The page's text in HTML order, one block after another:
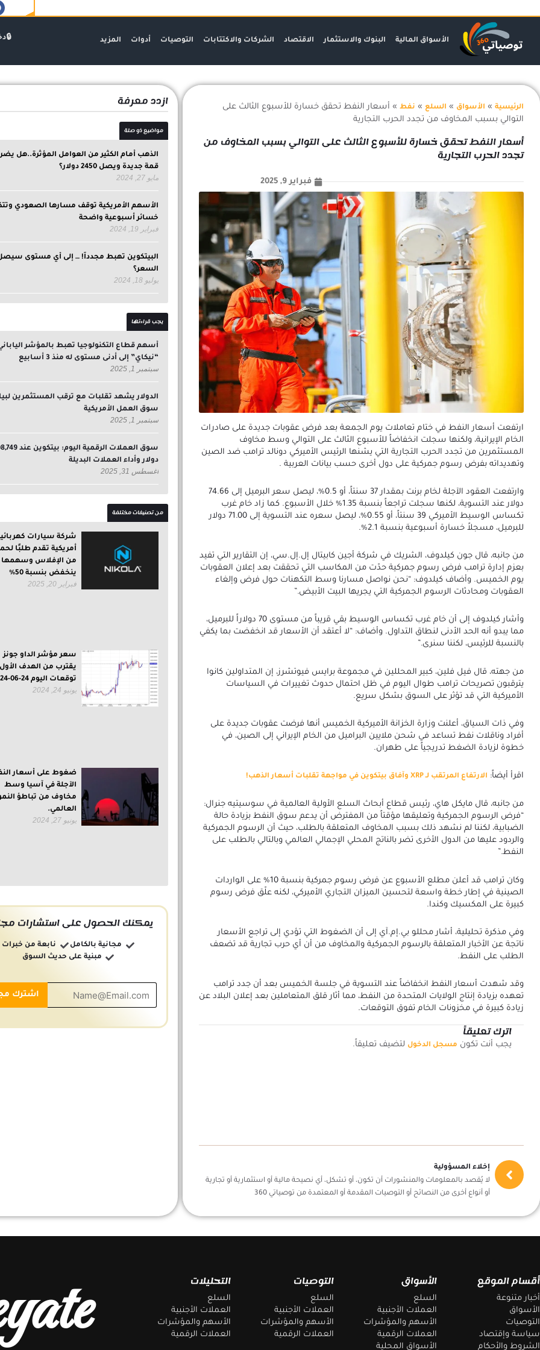
إلى
الأسواق المالية
البنوك والاستثمار الاقتصاد الشركات والاكتتابات التوصيات أدوات المزيد
الرئيسية » الأسواق » السلع » نفط » أسعار النفط تحقق خسارة للأسبوع الثالث على
التوالي بسبب المخاوف من تجدد الحرب التجارية
أسعار النفط تحقق خسارة للأسبوع الثالث على التوالي بسبب المخاوف من
تجدد الحرب التجارية
فبراير 9, 2025
ارتفعت أسعار النفط في ختام تعاملات يوم الجمعة بعد فرض عقوبات جديدة على صادرات
الخام الإيرانية، ولكنها سجلت انخفاضاً للأسبوع الثالث على التوالي وسط مخاوف
المستثمرين من تجدد الحرب التجارية التي يشنها الرئيس الأميركي دونالد ترامب ضد الصين
وتهديداته بفرض رسوم جمركية على دول أخرى حسب بيانات العربية .
وارتفعت العقود الآجلة لخام برنت بمقدار 37 سنتاً، أو 0.5%، ليصل سعر البرميل إلى 74.66
دولار عند التسوية، لكنها سجلت تراجعاً بنسبة 1.35% خلال الأسبوع. كما زاد خام غرب
تكساس الوسيط الأميركي 39 سنتاً، أو 0.55%، ليصل سعره عند التسوية إلى 71.00 دولار
للبرميل، مسجلاً خسارة أسبوعية بنسبة 2.1%.
من جانبه، قال جون كيلدوف، الشريك في شركة أجين كابيتال إل.إل.سي، إن التقارير التي تفيد
بعزم إدارة ترامب فرض رسوم جمركية حدّت من المكاسب التي تحققت بعد إعلان العقوبات
يوم الخميس. وأضاف كيلدوف: “نحن نواصل مسارنا وسط التكهنات حول فرض وإلغاء
العقوبات ومحادثات الرسوم الجمركية التي يجريها البيت الأبيض.”
وأشار كيلدوف إلى أن خام غرب تكساس الوسيط بقي قريباً من مستوى 70 دولاراً للبرميل،
مما يبدو أنه الحد الأدنى لنطاق التداول. وأضاف: “لا أعتقد أن الأسعار قد انخفضت بما يكفي
بالنسبة للرئيس، لكننا سنرى.”
من جهته، قال فيل فلين، كبير المحللين في مجموعة برايس فيوتشرز، إن المتداولين كانوا
يترقبون تصريحات ترامب طوال اليوم في ظل احتمال حدوث تغييرات في السياسات
الأميركية التي قد تؤثر على السوق بشكل سريع.
وفي ذات السياق، أعلنت وزارة الخزانة الأميركية الخميس أنها فرضت عقوبات جديدة على
أفراد وناقلات نفط تساعد في شحن ملايين البراميل من الخام الإيراني إلى الصين، في
خطوة لزيادة الضغط تدريجياً على طهران.
اقرأ أيضاً: الارتفاع المرتقب لـ XRP وآفاق بيتكوين في مواجهة تقلبات أسعار الذهب!
من جانبه، قال مايكل هاي، رئيس قطاع أبحاث السلع الأولية العالمية في سوسيتيه جنرال:
“فرض الرسوم الجمركية وتعليقها مؤقتاً من المفترض أن يدعم سوق النفط بزيادة حالة
الضبابية، لكننا لم نشهد ذلك بسبب المخاوف المتعلقة بالطلب، حيث أن الرسوم الجمركية
والردود عليها من الدول الأخرى تضر بالناتج المحلي الإجمالي العالمي وبالتالي بالطلب على
النفط.”
وكان ترامب قد أعلن مطلع الأسبوع عن فرض رسوم جمركية بنسبة 10% على الواردات
الصينية في إطار خطة واسعة لتحسين الميزان التجاري الأميركي، لكنه علّق فرض رسوم
كبيرة على المكسيك وكندا.
وفي مذكرة تحليلية، أشار محللو بي.إم.آي إلى أن الضغوط التي تؤدي إلى تراجع الأسعار
ناتجة عن الأخبار المتعلقة بالرسوم الجمركية والمخاوف من أن أي حرب تجارية قد تضعف
الطلب على النفط.
وقد شهدت أسعار النفط انخفاضاً عند التسوية في جلسة الخميس بعد أن جدد ترامب
تعهده بزيادة إنتاج الولايات المتحدة من النفط، مما أثار قلق المتعاملين بعد إعلان البلاد عن
زيادة كبيرة في مخزونات الخام تفوق التوقعات.
اترك تعليقاً
يجب أنت تكون مسجل الدخول لتضيف تعليقاً.
إخلاء المسؤولية
لا يُقصد بالمعلومات والمنشورات أن تكون، أو تشكل، أي نصيحة مالية أو استثمارية أو تجارية
أو أنواع أخرى من النصائح أو التوصيات المقدمة أو المعتمدة من توصياتي 360
ازدد معرفة
مواضيع ذو صلة
الذهب أمام الكثير من العوامل المؤثرة..هل
قمة جديدة ويصل 2450 دولار؟
مايو 27, 2024
الأسهم الأمريكية توقف مسارها الصعودي
خسائر أسبوعية واضحة
فبراير 19, 2024
البيتكوين تهبط مجدداً! … إلى أي مستوى
السعر؟
يوليو 18, 2024
يجب قراءتها
أسهم قطاع التكنولوجيا تهبط بالمؤشر
“نيكاي” إلى أدنى مستوى له منذ 3 أسابيع
سبتمبر 1, 2025
الدولار يشهد تقلبات مع ترقب المستثمرين
سوق العمل الأمريكية
سبتمبر 1, 2025
سوق العملات الرقمية اليوم:
دولار وأداء العملات البديلة
أغسطس 31, 2025
من تصنيفات مختلفة
شركة سيارات
أمريكية تقدم طلبًا
من الإفلاس وسهمها
ينخفض بنسبة 50%
فبراير 20, 2025
سعر مؤشر الداو جونز
يقترب من الهدف
توقعات اليوم 24-06-2024
يونيو 24, 2024
ضغوط على أسعار
الآجلة في آسيا وسط
مخاوف من تباطؤ
العالمي.
يونيو 27, 2024
يمكنك الحصول على استشارات
مجانية بالكامل
نابعة من خبرات
مبنية على حديث السوق
أقسام الموقع
أخبار متنوعة
الأسواق
التوصيات
سياسة وإقتصاد
الشروط والأحكام
الأسواق
السلع
العملات الأجنبية
الأسهم والمؤشرات
العملات الرقمية
الأسواق المحلية
التوصيات
السلع
العملات الأجنبية
الأسهم والمؤشرات
العملات الرقمية
التحليلات
السلع
العملات الأجنبية
الأسهم والمؤشرات
العملات الرقمية